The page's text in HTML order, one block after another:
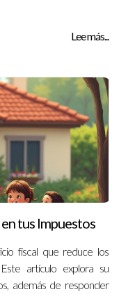
Lee más...
tus Impuestos
fiscal que reduce los
artículo explora su
además de responder